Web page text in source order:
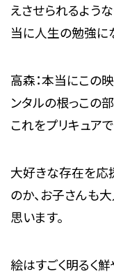
えさせられるよう
当に人生の勉強に
高森：本当にこの
ンタルの根っこの
これをプリキュア
大好きな存在を応
のか、お子さんも
思います。
絵はすごく明るく